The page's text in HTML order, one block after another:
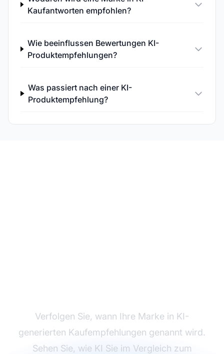
Kaufantworten empfohlen?
Wie beeinflussen Bewertungen KI-
Produktempfehlungen?
Was passiert nach einer KI-
Produktempfehlung?
Verfolgen Sie, wann Ihre Marke in KI-
generierten Kaufempfehlungen genannt wird.
Sehen Sie, wie KI Sie im Vergleich zum